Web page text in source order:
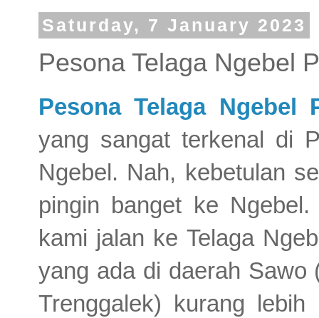
Saturday, 7 January 2023
Pesona Telaga Ngebel
Pesona Telaga Ngebel
yang sangat terkenal di
Ngebel. Nah, kebetulan
pingin banget ke
kami jalan ke Telaga
yang ada di daerah Sawo
Trenggalek) kurang